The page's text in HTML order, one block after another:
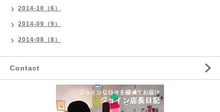
2014-10（6）
2014-09（9）
2014-08（8）
Contact